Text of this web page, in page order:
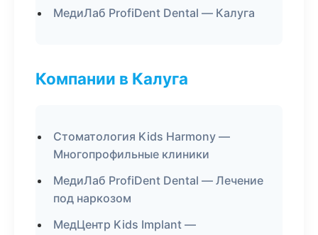
МедиЛаб ProfiDent Dental — Калуга
Компании в Калуга
Стоматология Kids Harmony —
Многопрофильные клиники
МедиЛаб ProfiDent Dental — Лечение
под наркозом
МедЦентр Kids Implant —